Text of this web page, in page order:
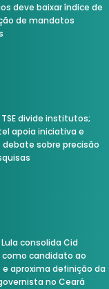
deve baixar índice de
de mandatos
TSE divide institutos;
apoia iniciativa e
debate sobre precisão
consolida Cid
como candidato ao
e aproxima definição da
no Ceará